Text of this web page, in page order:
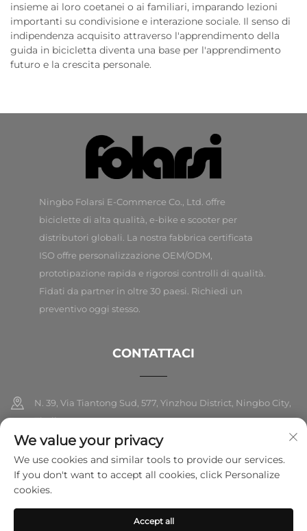
insieme ai loro coetanei o ai familiari, imparando lezioni
importanti su condivisione e interazione sociale. Il senso di
indipendenza acquisito attraverso l'apprendimento della
guida in bicicletta diventa una base per l'apprendimento
futuro e la crescita personale.
Ningbo Folarsi E-Commerce Co., Ltd. offre
biciclette di alta qualità, e-bike e scooter per
distributori globali. La nostra fabbrica certificata
ISO offre personalizzazione OEM/ODM,
prototipazione rapida e rigorosi controlli di qualità.
Fidati da partner in oltre 30 paesi. Richiedi un
preventivo oggi stesso.
CONTATTACI
N. 39, Via Tiantong Sud, 577, Yinzhou District, Ningbo City,
Zhejiang
+86-18989326021
[email protected]
Copyright © 2025 Ningbo Folarsi E-Commerce Co., Ltd. Tutti i diritti
We value your privacy
We use cookies and similar tools to provide our services.
If you don't want to accept all cookies, click Personalize
cookies.
Accept all